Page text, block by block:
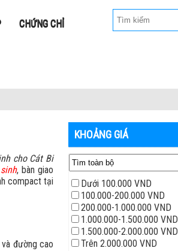
CHỨNG CHỈ
cho Cát Bi
, bàn giao
compact tại
đường cao
KHOẢNG GIÁ
Dưới 100.000 VND
100.000-200.000 VND
200.000-1.000.000 VND
1.000.000-1.500.000 VND
1.500.000-2.000.000 VND
Trên 2.000.000 VND